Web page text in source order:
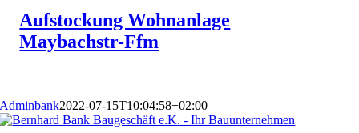
Aufstockung Wohnanlage
Maybachstr-Ffm
Adminbank2022-07-15T10:04:58+02:00